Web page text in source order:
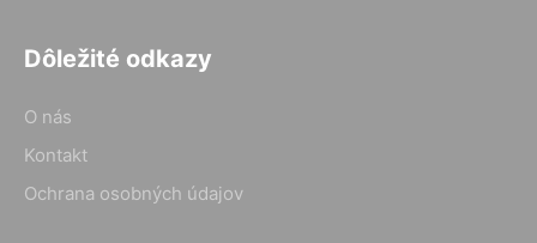
Dôležité odkazy
O nás
Kontakt
Ochrana osobných údajov